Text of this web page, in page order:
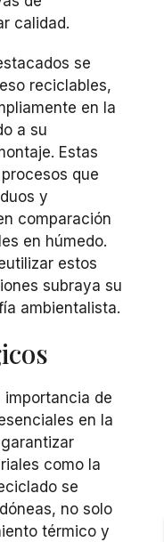
calidad.
se
reciclables,
en la
a su
Estas
que
y
comparación
en húmedo.
estos
subraya su
ambientalista.
importancia de
en la
como la
se
no solo
térmico y